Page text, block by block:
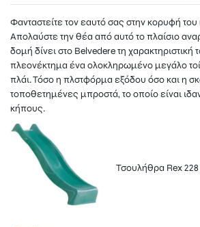
Φανταστείτε τον εαυτό σας στην κορυφή
Απολαύστε την θέα από αυτό το πλαίσιο
δομή δίνει στο Belvedere τη χαρακτηριστική
πλεονέκτημα ένα ολοκληρωμένο μεγάλο
πλάι. Τόσο η πλστφόρμα εξόδου όσο και η
τοποθετημένες μπροστά, το οποίο είναι
κήπους.
Τσουλήθρα Rex 228